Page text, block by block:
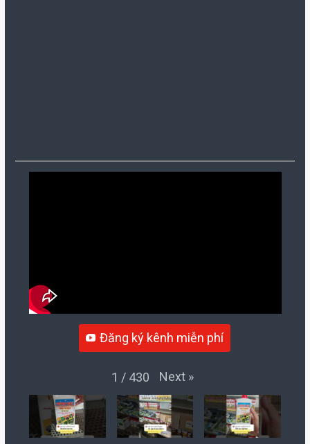
Đăng ký kênh miễn phí
1 / 430 Next »